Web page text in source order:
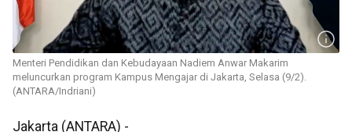
Menteri Pendidikan dan Kebudayaan Nadiem Anwar Makarim
meluncurkan program Kampus Mengajar di Jakarta, Selasa (9/2).
(ANTARA/Indriani)
Jakarta (ANTARA) -